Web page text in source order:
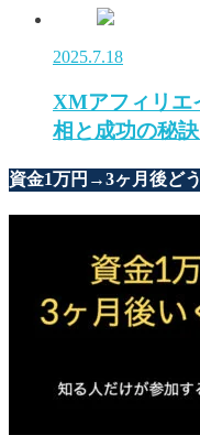
2025.7.18
XMアフィリエ
相と成功の秘
資金1万円→3ヶ月後ど